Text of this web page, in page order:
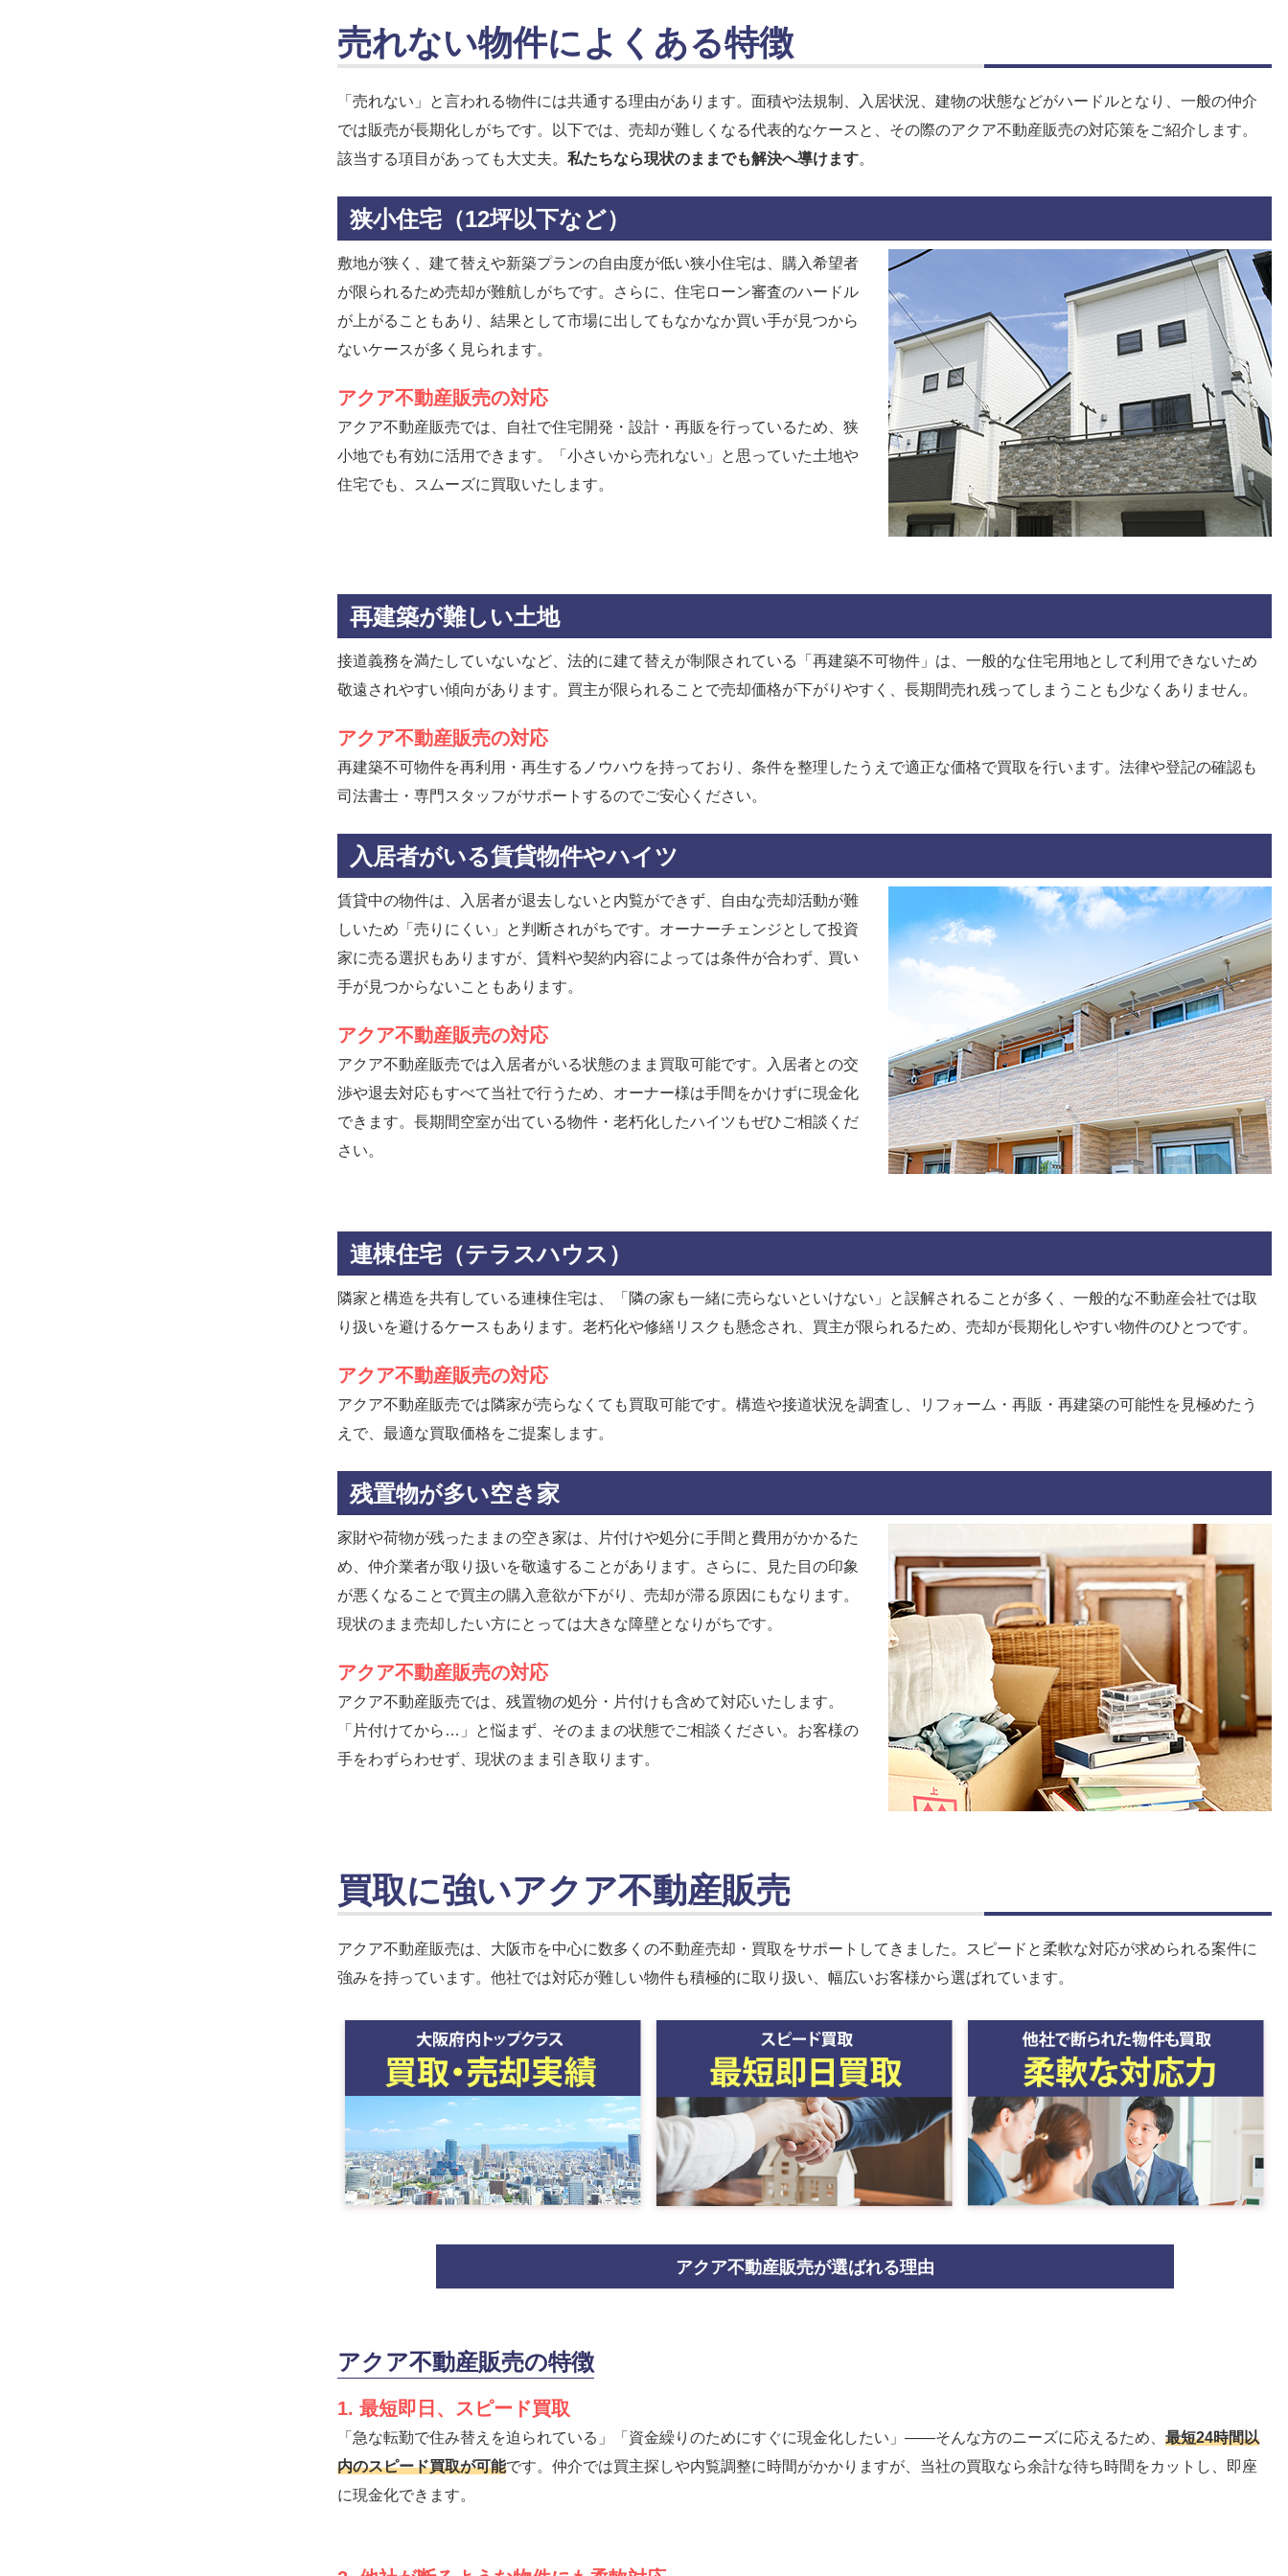
売れない物件によくある特徴
「売れない」と言われる物件には共通する理由があります。面積や法規制、入居状況、建物の状態などがハードルとなり、一般の仲介
では販売が長期化しがちです。以下では、売却が難しくなる代表的なケースと、その際のアクア不動産販売の対応策をご紹介します。
該当する項目があっても大丈夫。 私たちなら現状のままでも解決へ導けます。
狭小住宅（12坪以下など）
敷地が狭く、建て替えや新築プランの自由度が低い狭小住宅は、購入希望者
が限られるため売却が難航しがちです。さらに、住宅ローン審査のハードル
が上がることもあり、結果として市場に出してもなかなか買い手が見つから
ないケースが多く見られます。
アクア不動産販売の対応
アクア不動産販売では、自社で住宅開発・設計・再販を行っているため、狭
小地でも有効に活用できます。「小さいから売れない」と思っていた土地や
住宅でも、スムーズに買取いたします。
再建築が難しい土地
接道義務を満たしていないなど、法的に建て替えが制限されている「再建築不可物件」は、一般的な住宅用地として利用できないため
敬遠されやすい傾向があります。買主が限られることで売却価格が下がりやすく、長期間売れ残ってしまうことも少なくありません。
アクア不動産販売の対応
再建築不可物件を再利用・再生するノウハウを持っており、条件を整理したうえで適正な価格で買取を行います。法律や登記の確認も
司法書士・専門スタッフがサポートするのでご安心ください。
入居者がいる賃貸物件やハイツ
賃貸中の物件は、入居者が退去しないと内覧ができず、自由な売却活動が難
しいため「売りにくい」と判断されがちです。オーナーチェンジとして投資
家に売る選択もありますが、賃料や契約内容によっては条件が合わず、買い
手が見つからないこともあります。
アクア不動産販売の対応
アクア不動産販売では入居者がいる状態のまま買取可能です。入居者との交
渉や退去対応もすべて当社で行うため、オーナー様は手間をかけずに現金化
できます。長期間空室が出ている物件・老朽化したハイツもぜひご相談くだ
さい。
連棟住宅（テラスハウス）
隣家と構造を共有している連棟住宅は、「隣の家も一緒に売らないといけない」と誤解されることが多く、一般的な不動産会社では取
り扱いを避けるケースもあります。老朽化や修繕リスクも懸念され、買主が限られるため、売却が長期化しやすい物件のひとつです。
アクア不動産販売の対応
アクア不動産販売では隣家が売らなくても買取可能です。構造や接道状況を調査し、リフォーム・再販・再建築の可能性を見極めたう
えで、最適な買取価格をご提案します。
残置物が多い空き家
家財や荷物が残ったままの空き家は、片付けや処分に手間と費用がかかるた
め、仲介業者が取り扱いを敬遠することがあります。さらに、見た目の印象
が悪くなることで買主の購入意欲が下がり、売却が滞る原因にもなります。
現状のまま売却したい方にとっては大きな障壁となりがちです。
アクア不動産販売の対応
アクア不動産販売では、残置物の処分・片付けも含めて対応いたします。
「片付けてから…」と悩まず、そのままの状態でご相談ください。お客様の
手をわずらわせず、現状のまま引き取ります。
買取に強いアクア不動産販売
アクア不動産販売は、大阪市を中心に数多くの不動産売却・買取をサポートしてきました。スピードと柔軟な対応が求められる案件に
強みを持っています。他社では対応が難しい物件も積極的に取り扱い、幅広いお客様から選ばれています。
アクア不動産販売が選ばれる理由
アクア不動産販売の特徴
1. 最短即日、スピード買取
「急な転勤で住み替えを迫られている」「資金繰りのためにすぐに現金化したい」――そんな方のニーズに応えるため、 最短24時間以
内のスピード買取が可能です。仲介では買主探しや内覧調整に時間がかかりますが、当社の買取なら余計な待ち時間をカットし、即座
に現金化できます。